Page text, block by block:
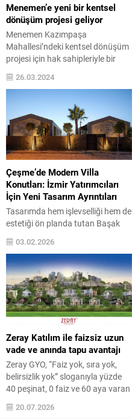
Menemen’e yeni bir kentsel
dönüşüm projesi geliyor
Menemen Kazımpaşa
Mahallesi’ndeki kentsel dönüşüm
projesi için hak sahipleriyle bir
Kurulu Başkanı Barış Öncü,
Menemen Belediyesi Konferans
salonunda hem proje hem de
firma hakkında bir sunum
gerçekleştirdi. Menemen
Kazımpaşa Mahallesinde 18 bin
metrekare alan üzerinde kurulan
15 blok ve toplam 90 konuttan
oluşan parselin dönüşümü...
26.03.2024
Çeşme’de Modern Villa
Konutları: İzmir Yatırımcıları
İçin Yeni Tasarım Ayrıntıları
Tasarımda hem işlevselliği hem de
estetiği ön planda tutan Başak
Akkoyunlu Design imzasını
taşıyan Casa Uva, İzmir Çeşme’de
villa olarak tasarlanan iki ayrı
modern konutta iç mekan
zenginliğini dış cephe estetiğiyle
bir araya getiriyor. İzmir,
Çeşme’de Mimar Başak
Akkoyunlu liderliğindeki BAD
tarafından tasarlanan Casa Uva,
her biri 635 m² alan...
03.02.2026
Zeray Katılım ile faizsiz uzun
vade ve anında tapu avantajı
Zeray GYO, “Faiz yok, sıra yok,
belirsizlik yok” sloganıyla yüzde
40 peşinat, 0 faiz ve 60 aya varan
vade seçenekleri sunuyor. Zeray
Katılım Ödeme Modeli’nde
20.07.2026